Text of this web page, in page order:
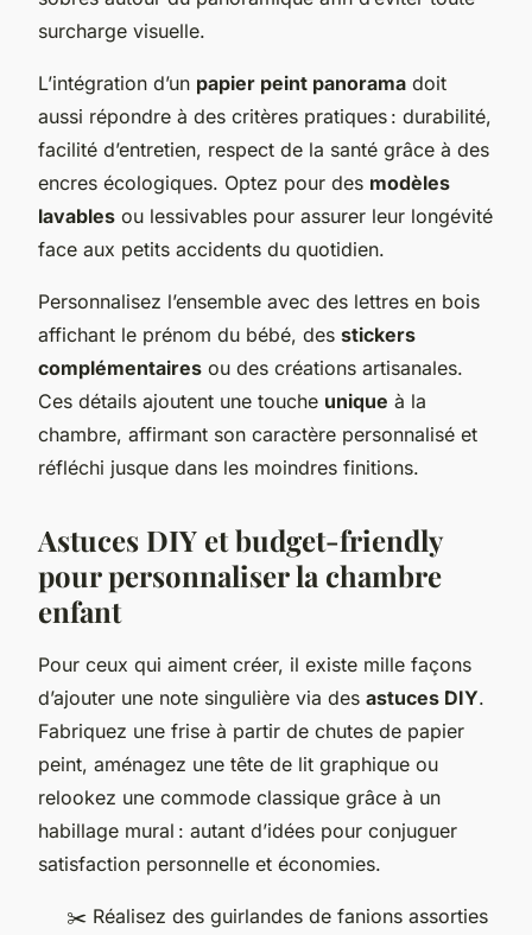
surcharge visuelle.
L’intégration d’un papier peint panorama doit
aussi répondre à des critères pratiques : durabilité,
facilité d’entretien, respect de la santé grâce à des
encres écologiques. Optez pour des modèles
lavables ou lessivables pour assurer leur longévité
face aux petits accidents du quotidien.
Personnalisez l’ensemble avec des lettres en bois
affichant le prénom du bébé, des stickers
complémentaires ou des créations artisanales.
Ces détails ajoutent une touche unique à la
chambre, affirmant son caractère personnalisé et
réfléchi jusque dans les moindres finitions.
Astuces DIY et budget-friendly
pour personnaliser la chambre
enfant
Pour ceux qui aiment créer, il existe mille façons
d’ajouter une note singulière via des astuces DIY.
Fabriquez une frise à partir de chutes de papier
peint, aménagez une tête de lit graphique ou
relookez une commode classique grâce à un
habillage mural : autant d’idées pour conjuguer
satisfaction personnelle et économies.
✂️ Réalisez des guirlandes de fanions assorties